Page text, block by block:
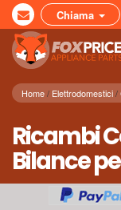
Chiama
Home Elettrodomestici
Ricambi
Bilance